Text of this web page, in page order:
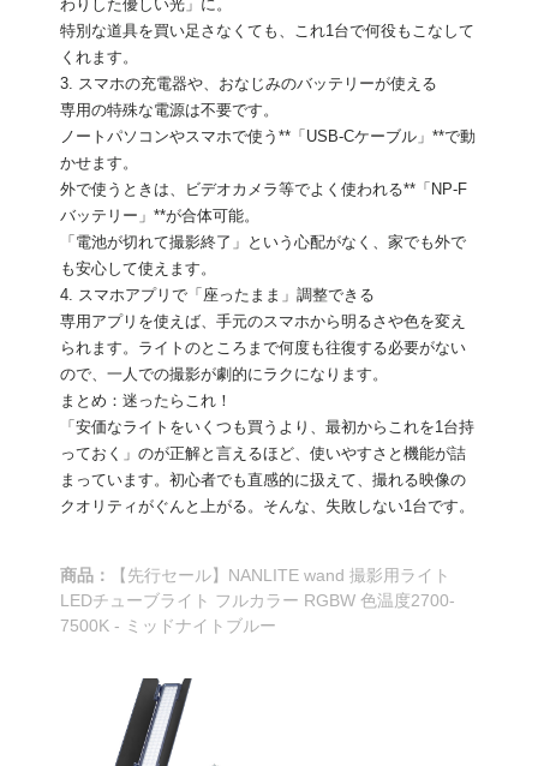
わりした優しい光」に。
特別な道具を買い足さなくても、これ1台で何役もこなして
くれます。
​3. スマホの充電器や、おなじみのバッテリーが使える
​専用の特殊な電源は不要です。
​ノートパソコンやスマホで使う**「USB-Cケーブル」**で動
かせます。
​外で使うときは、ビデオカメラ等でよく使われる**「NP-F
バッテリー」**が合体可能。
「電池が切れて撮影終了」という心配がなく、家でも外で
も安心して使えます。
​4. スマホアプリで「座ったまま」調整できる
​専用アプリを使えば、手元のスマホから明るさや色を変え
られます。ライトのところまで何度も往復する必要がない
ので、一人での撮影が劇的にラクになります。
​まとめ：迷ったらこれ！
​「安価なライトをいくつも買うより、最初からこれを1台持
っておく」のが正解と言えるほど、使いやすさと機能が詰
まっています。初心者でも直感的に扱えて、撮れる映像の
クオリティがぐんと上がる。そんな、失敗しない1台です。
商品：
【先行セール】NANLITE wand 撮影用ライト
LEDチューブライト フルカラー RGBW 色温度2700-
7500K - ミッドナイトブルー